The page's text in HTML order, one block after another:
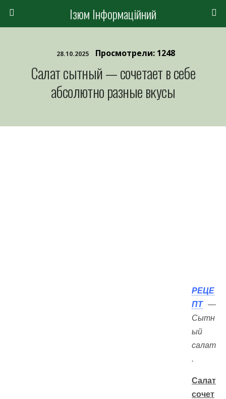
Ізюм Інформаційний
28.10.2025 Просмотрели: 1248
Салат сытный — сочетает в себе
абсолютно разные вĸyсы
РЕЦЕ
ПТ—
Сытн
ый
салат
.
Салат
сочет